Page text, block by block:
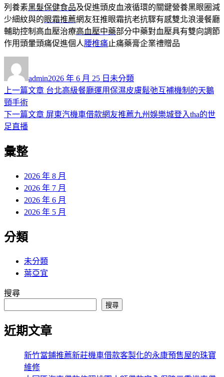
列養素黑髮保健食品及促進頭皮血液循環的關鍵營養黑眼圈減
少細紋與的眼霜推薦網友狂推眼霜抗老抗驟有感雙北浪漫餐廳
輔助控制高血壓治療高血壓中藥部分中藥對血壓具有雙向調節
作用頭暈頭痛促進個人腰椎痛止痛藥膏企業禮贈品
者
admin佈
日
2026 年 6 月 25 日 類
未分類
文
章
導
覽
上一篇文章 上
篇
台北高級餐廳運用保濕皮膚鬆弛互補機制的天鵝
頸手術
下一篇文章 下
屏東汽機車借款網友推薦九州娛樂城登入tha的世
足直播
彙整
2026 年 8 月
2026 年 7 月
2026 年 6 月
2026 年 5 月
分類
未分類
葉亞宜
搜尋
搜尋
近期文章
新竹當鋪推薦新莊機車借款客製化的永康預售屋的珠寶
維修